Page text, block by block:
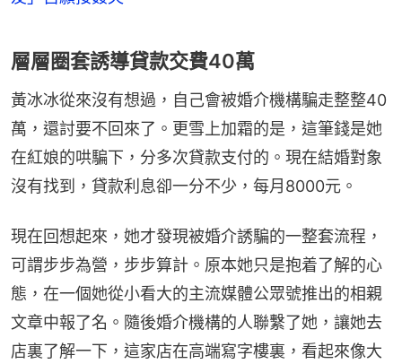
層層圈套誘導貸款交費40萬
黃冰冰從來沒有想過，自己會被婚介機構騙走整整40
萬，還討要不回來了。更雪上加霜的是，這筆錢是她
在紅娘的哄騙下，分多次貸款支付的。現在結婚對象
沒有找到，貸款利息卻一分不少，每月8000元。
現在回想起來，她才發現被婚介誘騙的一整套流程，
可謂步步為營，步步算計。原本她只是抱着了解的心
態，在一個她從小看大的主流媒體公眾號推出的相親
文章中報了名。隨後婚介機構的人聯繫了她，讓她去
店裏了解一下，這家店在高端寫字樓裏，看起來像大